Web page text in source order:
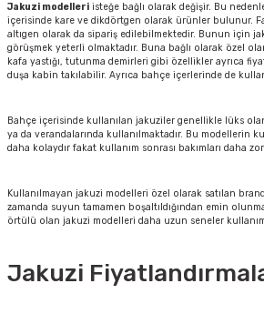
Jakuzi modelleri isteğe bağlı olarak değişir. Bu
içerisinde kare ve dikdörtgen olarak ürünler bulunur.
altıgen olarak da sipariş edilebilmektedir. Bunun için
görüşmek yeterli olmaktadır. Buna bağlı olarak özel
kafa yastığı, tutunma demirleri gibi özellikler ayrıca
duşa kabin takılabilir. Ayrıca bahçe içerlerinde de
Bahçe içerisinde kullanılan jakuziler genellikle lüks
ya da verandalarında kullanılmaktadır. Bu modellerin
daha kolaydır fakat kullanım sonrası bakımları daha
Kullanılmayan jakuzi modelleri özel olarak satılan
zamanda suyun tamamen boşaltıldığından emin
örtülü olan jakuzi modelleri daha uzun seneler
Jakuzi